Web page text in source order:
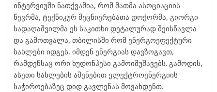
ინტერვიუში ნათქვამია, რომ მათმა ასოციაციის
წევრმა, ტექნიკურ მეცნიერებათა დოქორმა, გიორგი
სადაღაშვილმა ეს საკითხი დეტალურად შეისწავლა
და გამოთვალა, თბილისში რომ ენერგოეფექტური
სახლები იდგეს, იმდენ ენერგიას დავზოგავთ,
რამდენსაც ორი ხუდონჰესი გამოიმუშავებს. გამოდის,
ასეთი სახლების აშენებით ელექტროენერგიის
საჭიროებაზეც დიდ გავლენას მოვახდენთ.